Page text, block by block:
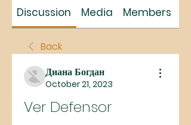
Discussion Media Members
Back
Диана Богдан
October 21, 2023
Ver Defensor